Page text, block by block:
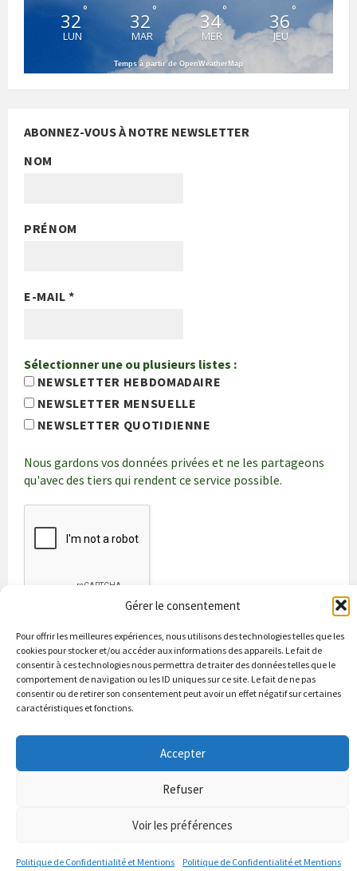
Gérer le consentement
Pour offrir les meilleures expériences, nous utilisons des technologies telles que les
cookies pour stocker et/ou accéder aux informations des appareils. Le fait de
consentir à ces technologies nous permettra de traiter des données telles que le
comportement de navigation ou les ID uniques sur ce site. Le fait de ne pas
consentir ou de retirer son consentement peut avoir un effet négatif sur certaines
caractéristiques et fonctions.
Accepter
Refuser
Voir les préférences
Politique de Confidentialité et Mentions Politique de Confidentialité et Mentions
32°
LUN
32 °
MAR
34°
MER
36 °
JEU
Temps à partir de OpenWeatherMap
ABONNEZ-VOUS À NOTRE NEWSLETTER
NOM
PRÉNOM
E-MAIL*
Sélectionner une ou plusieurs listes :
NEWSLETTER HEBDOMADAIRE
NEWSLETTER MENSUELLE
NEWSLETTER QUOTIDIENNE
Nous gardons vos données privées et ne les partageons
qu'avec des tiers qui rendent ce service possible.
Bienvenue à Puycapel La municipalité
Actualités
Les bonnes adresses
Contacts & renseignements
Conformité à la loi RGPD
Puycapel.fr utilise des cookies pour améliorer les performance et
votre usage du site web. nous présumons de votre accord pour